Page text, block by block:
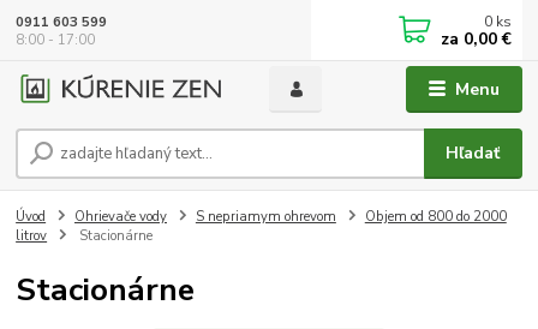
Menu
Hľadať
0911 603 599
8:00 - 17:00
0 ks
za 0,00 €
Úvod Ohrievače vody S nepriamym ohrevom
Objem od 800 do 2000
litrov
Stacionárne
Stacionárne